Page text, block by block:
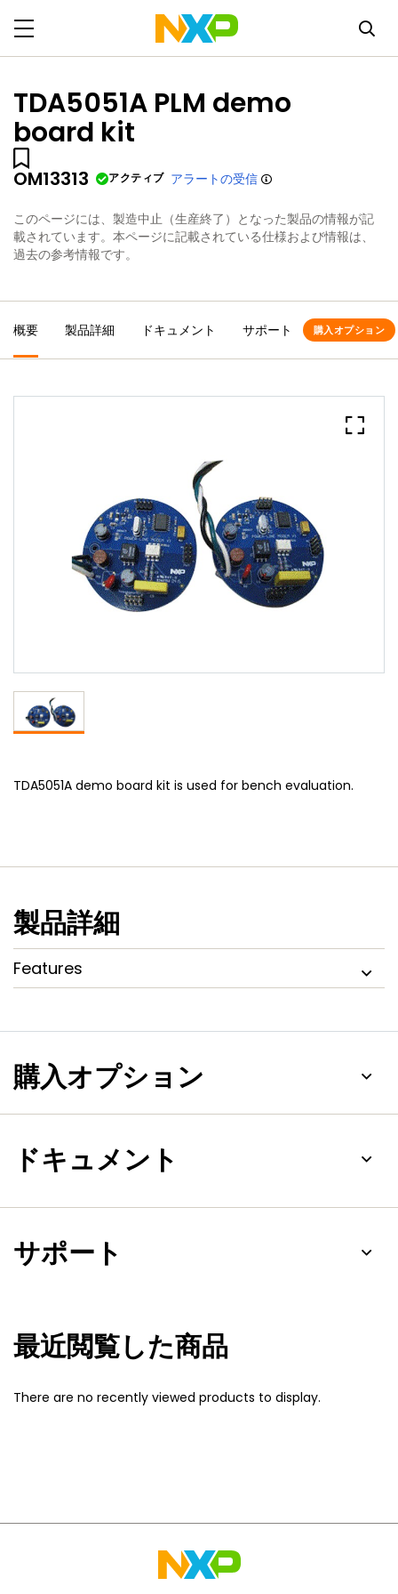
TDA5051A PLM demo
board kit
OM13313 アクティブ アラートの受信
このページには、製造中止（生産終了）となった製品の情報が記
載されています。本ページに記載されている仕様および情報は、
過去の参考情報です。
概要 製品詳細 ドキュメント サポート 購入オプション
TDA5051A demo board kit is used for bench evaluation.
製品詳細
Features
購入オプション
ドキュメント
サポート
最近閲覧した商品
There are no recently viewed products to display.